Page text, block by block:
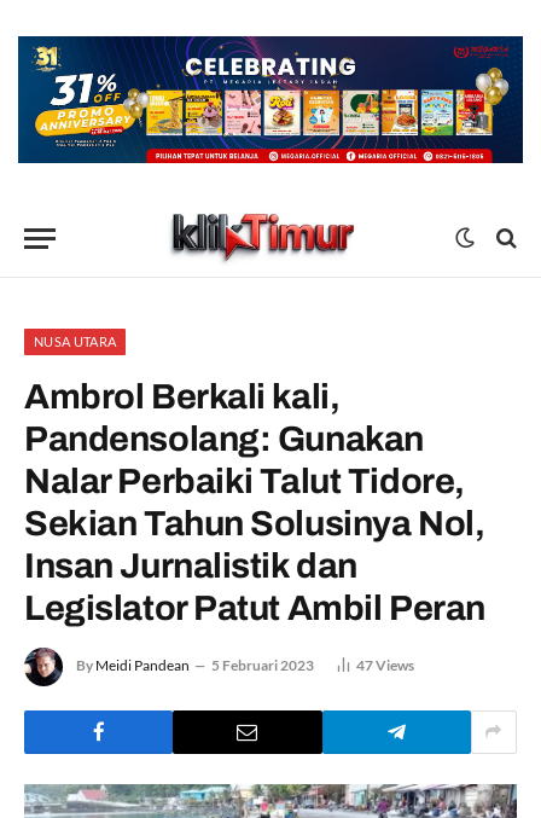
NUSA UTARA
Ambrol Berkali kali,
Pandensolang: Gunakan
Nalar Perbaiki Talut Tidore,
Sekian Tahun Solusinya Nol,
Insan Jurnalistik dan
Legislator Patut Ambil Peran
By Meidi Pandean 5 Februari 2023 47Views